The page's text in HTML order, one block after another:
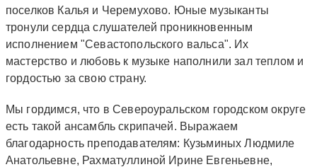
поселков Калья и Черемухово. Юные музыканты
тронули сердца слушателей проникновенным
исполнением "Севастопольского вальса". Их
мастерство и любовь к музыке наполнили зал теплом и
гордостью за свою страну.
Мы гордимся, что в Североуральском городском округе
есть такой ансамбль скрипачей. Выражаем
благодарность преподавателям: Кузьминых Людмиле
Анатольевне, Рахматуллиной Ирине Евгеньевне,